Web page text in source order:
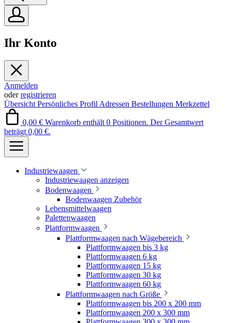
Ihr Konto
Anmelden
oderregistrieren
Übersicht Persönliches Profil Adressen Bestellungen Merkzettel
0,00 € Warenkorb enthält 0 Positionen. Der Gesamtwert
beträgt 0,00 €.
Industriewaagen
Industriewaagen anzeigen
Bodenwaagen
Bodenwaagen Zubehör
Lebensmittelwaagen
Palettenwaagen
Plattformwaagen
Plattformwaagen nach Wägebereich
Plattformwaagen bis 3 kg
Plattformwaagen 6 kg
Plattformwaagen 15 kg
Plattformwaagen 30 kg
Plattformwaagen 60 kg
Plattformwaagen nach Größe
Plattformwaagen bis 200 x 200 mm
Plattformwaagen 200 x 300 mm